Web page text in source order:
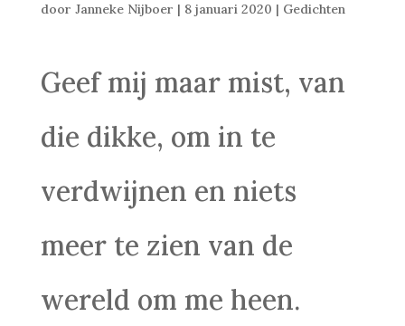
door Janneke Nijboer | 8 januari 2020 | Gedichten
Geef mij maar mist, van
die dikke, om in te
verdwijnen en niets
meer te zien van de
wereld om me heen.